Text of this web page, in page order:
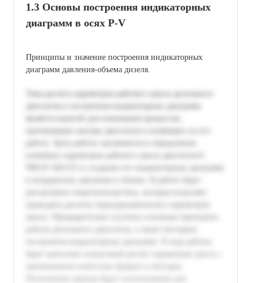
1.3 Основы построения индикаторных
диаграмм в осях P-V
Принципы и значение построения индикаторных
диаграмм давления-объема дизеля.